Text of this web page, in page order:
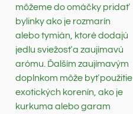
môžeme do omáčky pridať
bylinky ako je rozmarín
alebo tymián, ktoré dodajú
jedlu sviežosť a zaujímavú
arómu. Ďalším zaujímavým
doplnkom môže byť použitie
exotických korenín, ako je
kurkuma alebo garam